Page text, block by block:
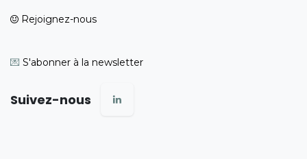
Rejoignez-nous
💌 S'abonner à la newsletter
Suivez-nous